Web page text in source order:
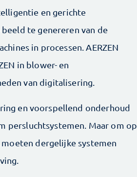
en gerichte
te genereren van de
in processen. AERZEN
in blower- en
van digitalisering.
en voorspellend onderhoud
persluchtsystemen. Maar om op
dergelijke systemen